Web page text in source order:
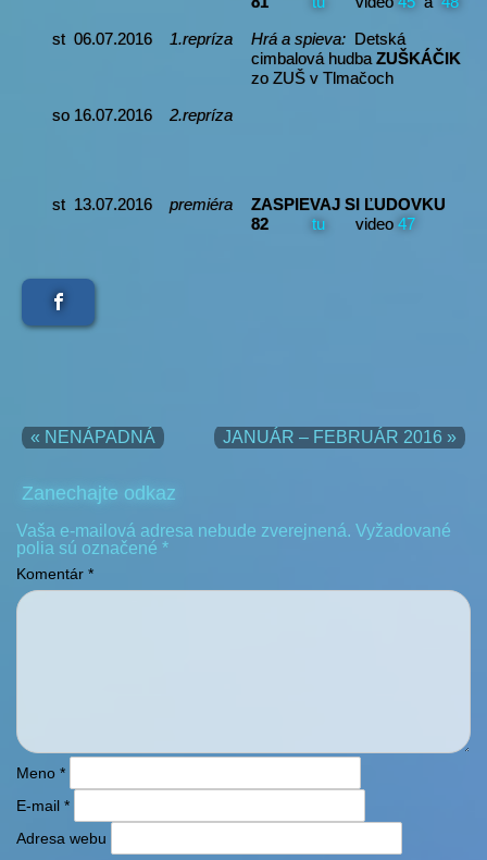
st 06.07.2016
1.repríza Hrá a spieva: Detská
cimbalová hudba ZUŠKÁČIK
zo ZUŠ v Tlmačoch
so 16.07.2016
2.repríza
st 13.07.2016 premiéra
ZASPIEVAJ SI ĽUDOVKU
82
tu video 47
st 27.07.2016 premiéra ZAMYSLENIA 01– Len tak…
ut 02.08.2016
1.repríza
Waltersteinová
so 06.08.2016
so 20.08.2016
« NENÁPADNÁ JANUÁR – FEBRUÁR 2016 »
Zanechajte odkaz
Vaša e-mailová adresa nebude zverejnená. Vyžadované
polia sú označené *
Komentár *
Meno *
E-mail *
Adresa webu